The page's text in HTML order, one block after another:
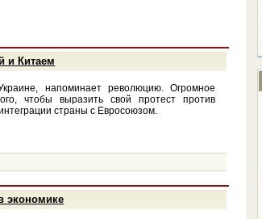
и Китаем
напоминает революцию. Огромное
чтобы выразить свой протест против
страны с Евросоюзом.
экономике